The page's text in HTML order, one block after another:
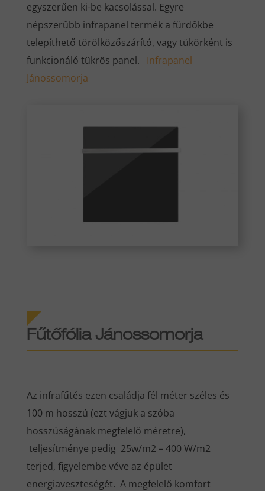
egyszerűen ki-be kacsolással. Egyre
népszerűbb infrapanel termék a fürdőkbe
telepíthető törölközőszárító, vagy tükörként is
funkcionáló tükrös panel. Infrapanel
Jánossomorja
Fűtőfólia Jánossomorja
Az infrafűtés ezen családja fél méter széles és
100 m hosszú (ezt vágjuk a szóba
hosszúságának megfelelő méretre),
teljesítménye pedig 25w/m2 – 400 W/m2
terjed, figyelembe véve az épület
energiaveszteségét. A megfelelő komfort